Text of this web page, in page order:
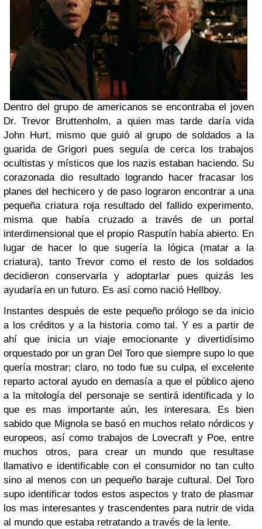
Dentro del grupo de americanos se encontraba el joven
Dr. Trevor Bruttenholm, a quien mas tarde daría vida
John Hurt, mismo que guió al grupo de soldados a la
guarida de Grigori pues seguía de cerca los trabajos
ocultistas y místicos que los nazis estaban haciendo. Su
corazonada dio resultado logrando hacer fracasar los
planes del hechicero y de paso lograron encontrar a una
pequeña criatura roja resultado del fallido experimento,
misma que había cruzado a través de un portal
interdimensional que el propio Rasputín había abierto. En
lugar de hacer lo que sugería la lógica (matar a la
criatura), tanto Trevor como el resto de los soldados
decidieron conservarla y adoptarlar pues quizás les
ayudaría en un futuro. Es así como nació Hellboy.
Instantes después de este pequeño prólogo se da inicio
a los créditos y a la historia como tal. Y es a partir de
ahí que inicia un viaje emocionante y divertidísimo
orquestado por un gran Del Toro que siempre supo lo que
quería mostrar; claro, no todo fue su culpa, el excelente
reparto actoral ayudo en demasía a que el público ajeno
a la mitología del personaje se sentirá identificada y lo
que es mas importante aún, les interesara. Es bien
sabido que Mignola se basó en muchos relato nórdicos y
europeos, así como trabajos de Lovecraft y Poe, entre
muchos otros, para crear un mundo que resultase
llamativo e identificable con el consumidor no tan culto
sino al menos con un pequeño baraje cultural. Del Toro
supo identificar todos estos aspectos y trato de plasmar
los mas interesantes y trascendentes para nutrir de vida
al mundo que estaba retratando a través de la lente.